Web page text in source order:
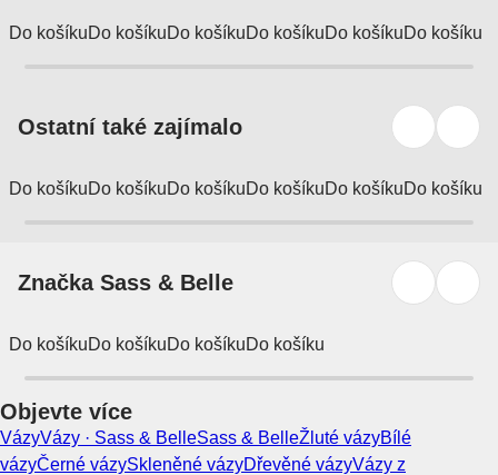
Do košíkuDo košíkuDo košíkuDo košíkuDo košíkuDo košíku
Ostatní také zajímalo
Do košíkuDo košíkuDo košíkuDo košíkuDo košíkuDo košíku
Značka Sass & Belle
Do košíkuDo košíkuDo košíkuDo košíku
Objevte více
VázyVázy · Sass & BelleSass & BelleŽluté vázyBílé
vázyČerné vázySkleněné vázyDřevěné vázyVázy z